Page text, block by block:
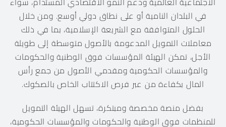
في البلدان النامية أو على نطاق دولي أوسع. ومن خلال
الحلول المتوافقة مع الشريعة الإسلامية، بما في ذلك
معاملات التمويل المدعومة بالأصول متوسطة إلى طويلة
الأجل، تمكن الهيئة المؤسسات فوق الوطنية والحكومات
والمؤسسات الحكومية ومقدمي الأصول من جمع رأس
المال بكفاءة من عبر فرص الاكتتاب الخاص بالصكوك.
بفضل منصة مخصصة ومبتكرة، تسهل الهيئة التمويل
للمنظمات فوق الوطنية والحكومات والمؤسسات الحكومية،